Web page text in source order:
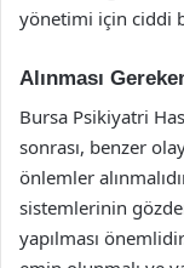
yönetimi için ciddi
Alınması
Bursa Psikiyatri
sonrası, benzer
önlemler
sistemlerinin
yapılması